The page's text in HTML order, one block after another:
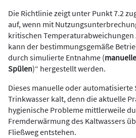
Die Richtlinie zeigt unter Punkt 7.2
auf, wenn mit
kritischen Temperaturabweichungen
kann der bestimmungsgemäße
durch simulierte Entnahme (
Spülen)“ hergestellt werden.
Dieses manuelle oder
Trinkwasser kalt, denn die aktuelle
hygienische Probleme mittlerweile
Fremderwärmung des Kaltwassers
Fließweg entstehen.